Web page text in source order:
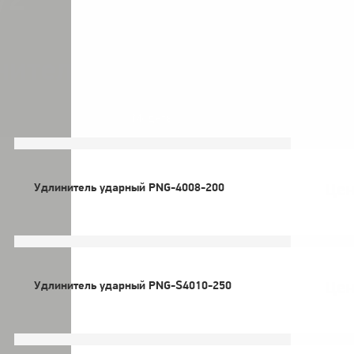
Удлинитель ударный PNG-4008-200
Удлинитель ударный PNG-S4010-250